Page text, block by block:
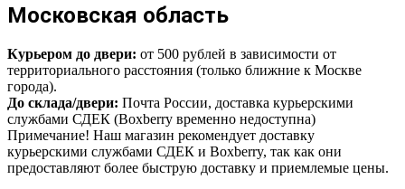
Московская область
Курьером до двери: от 500 рублей в зависимости от
территориального расстояния (только ближние к Москве
города).
До склада/двери: Почта России, доставка курьерскими
службами СДЕК (Boxberry временно недоступна)
Примечание! Наш магазин рекомендует доставку
курьерскими службами СДЕК и Boxberry, так как они
предоставляют более быструю доставку и приемлемые цены.